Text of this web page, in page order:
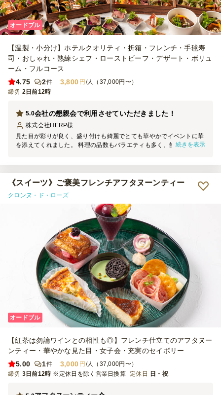
オードブル
【温製・小分け】ホテルクオリティ・折箱・フレンチ・手毬寿
司・おしゃれ・熟練シェフ・ローストビーフ・デザート・ボリュ
ーム・フルコース
4.75
2件 3,800 円/人（37,000円〜）
締切 2日前12時
会社の懇親会で利用させていただきました！
5.0
株式会社HERP様
見た目が彩りが良く、盛り付けも綺麗でとても華やかでイベントに華
を添えてくれました。 料理の品数もバラエティも多く、飽きがなく
続きを表示
《スイーツ》ご褒美フレンチアフタヌーンティー
クロンヌ・ド・ローズ
オードブル
【紅茶は勿論ワインとの相性も◎】フレンチ仕立てのアフタヌー
ンティー・華やかな見た目・女子会・充実のセイボリー
5.00
1件 3,000 円 /人（37,000円〜）
締切 3日前12時 ※定休日を除く営業日換算 定休日 日・祝